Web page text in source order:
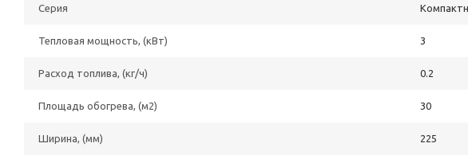
Серия
Тепловая мощность, (кВт) 3
Расход топлива, (кг/ч) 0.2
Площадь обогрева, (м2) 30
Ширина, (мм) 225